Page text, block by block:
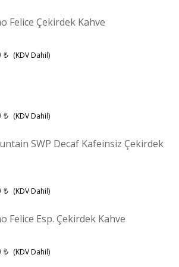
Felice Çekirdek Kahve
₺ (KDV Dahil)
₺ (KDV Dahil)
SWP Decaf Kafeinsiz Çekirdek
₺ (KDV Dahil)
Felice Esp. Çekirdek Kahve
₺ (KDV Dahil)